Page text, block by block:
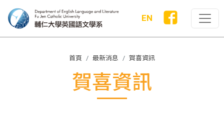
EN
首頁 最新消息 賀喜資訊
賀喜資訊